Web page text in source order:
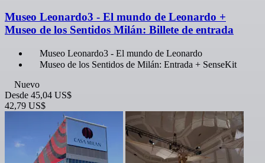
Museo Leonardo3 - El mundo de Leonardo +
Museo de los Sentidos Milán: Billete de entrada
Museo Leonardo3 - El mundo de Leonardo
Museo de los Sentidos de Milán: Entrada + SenseKit
Nuevo
Desde 45,04 US$
42,79 US$